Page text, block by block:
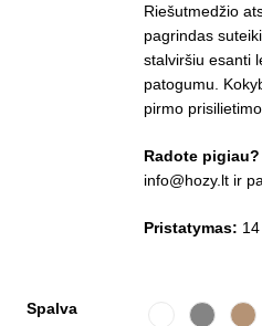
Riešutmedžio
pagrindas
stalviršiu esanti
patogumu.
pirmo prisilietimo.
Radote pigiau?
info@hozy.lt ir
Pristatymas:
Spalva